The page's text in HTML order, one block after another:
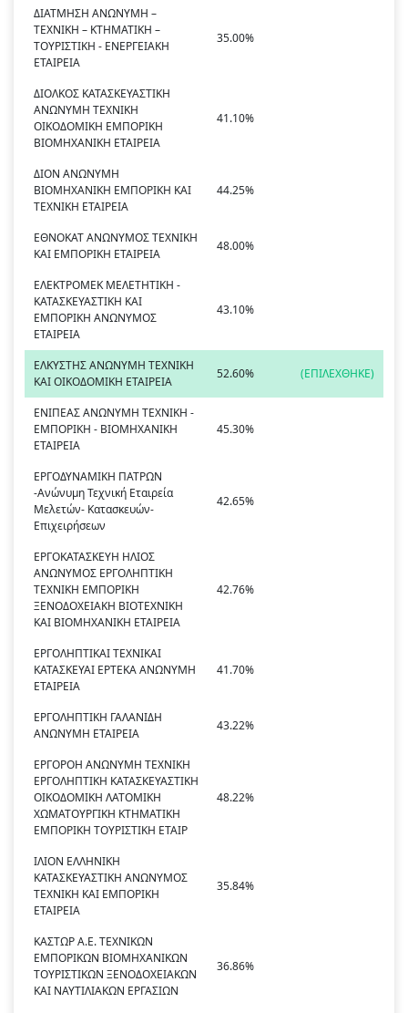
ΔΙΑΤΜΗΣΗ ΑΝΩΝΥΜΗ –
ΤΕΧΝΙΚΗ – ΚΤΗΜΑΤΙΚΗ –
ΤΟΥΡΙΣΤΙΚΗ - ΕΝΕΡΓΕΙΑΚΗ
ΕΤΑΙΡΕΙΑ
35.00%
ΔΙΟΛΚΟΣ ΚΑΤΑΣΚΕΥΑΣΤΙΚΗ
ΑΝΩΝΥΜΗ ΤΕΧΝΙΚΗ
ΟΙΚΟΔΟΜΙΚΗ ΕΜΠΟΡΙΚΗ
ΒΙΟΜΗΧΑΝΙΚΗ ΕΤΑΙΡΕΙΑ
41.10%
ΔΙΟΝ ΑΝΩΝΥΜΗ
ΒΙΟΜΗΧΑΝΙΚΗ ΕΜΠΟΡΙΚΗ ΚΑΙ
ΤΕΧΝΙΚΗ ΕΤΑΙΡΕΙΑ
44.25%
ΕΘΝΟΚΑΤ ΑNΩΝΥΜΟΣ ΤΕΧΝΙΚΗ
ΚΑΙ ΕΜΠΟΡΙΚΗ ΕΤΑΙΡΕΙΑ
48.00%
ΕΛΕΚΤΡΟΜΕΚ ΜΕΛΕΤΗΤΙΚΗ -
ΚΑΤΑΣΚΕΥΑΣΤΙΚΗ ΚΑΙ
ΕΜΠΟΡΙΚΗ ΑΝΩΝΥΜΟΣ
ΕΤΑΙΡΕΙΑ
43.10%
ΕΛΚΥΣΤΗΣ ΑΝΩΝΥΜΗ ΤΕΧΝΙΚΗ
KAI ΟΙΚΟΔΟΜΙΚΗ ΕΤΑΙΡΕΙΑ
52.60% (ΕΠΙΛΕΧΘΗΚΕ)
ΕΝΙΠΕΑΣ ΑΝΩΝΥΜΗ ΤΕΧΝΙΚΗ -
ΕΜΠΟΡΙΚΗ - ΒΙΟΜΗΧΑΝΙΚΗ
ΕΤΑΙΡΕΙΑ
45.30%
ΕΡΓΟΔΥΝΑΜΙΚΗ ΠΑΤΡΩΝ
-Ανώνυμη Τεχνική Εταιρεία
Μελετών- Κατασκευών-
Επιχειρήσεων
42.65%
ΕΡΓΟΚΑΤΑΣΚΕΥΗ ΗΛΙΟΣ
ΑΝΩΝΥΜΟΣ ΕΡΓΟΛΗΠΤΙΚΗ
ΤΕΧΝΙΚΗ ΕΜΠΟΡΙΚΗ
ΞΕΝΟΔΟΧΕΙΑΚΗ ΒΙΟΤΕΧΝΙΚΗ
ΚΑΙ ΒΙΟΜΗΧΑΝΙΚΗ ΕΤΑΙΡΕΙΑ
42.76%
ΕΡΓΟΛΗΠΤΙΚΑΙ ΤΕΧΝΙΚΑΙ
ΚΑΤΑΣΚΕΥΑΙ ΕΡΤΕΚΑ ΑΝΩΝΥΜΗ
ΕΤΑΙΡΕΙΑ
41.70%
ΕΡΓΟΛΗΠΤΙΚΗ ΓΑΛΑΝΙΔΗ
ΑΝΩΝΥΜΗ ΕΤΑΙΡΕΙΑ
43.22%
ΕΡΓΟΡΟΗ ΑΝΩΝΥΜΗ ΤΕΧΝΙΚΗ
ΕΡΓΟΛΗΠΤΙΚΗ ΚΑΤΑΣΚΕΥΑΣΤΙΚΗ
ΟΙΚΟΔΟΜΙΚΗ ΛΑΤΟΜΙΚΗ
ΧΩΜΑΤΟΥΡΓΙΚΗ ΚΤΗΜΑΤΙΚΗ
ΕΜΠΟΡΙΚΗ ΤΟΥΡΙΣΤΙΚΗ ΕΤΑΙΡ
48.22%
ΙΛΙΟΝ ΕΛΛΗΝΙΚΗ
ΚΑΤΑΣΚΕΥΑΣΤΙΚΗ ΑΝΩΝΥΜΟΣ
ΤΕΧΝΙΚΗ ΚΑΙ ΕΜΠΟΡΙΚΗ
ΕΤΑΙΡΕΙΑ
35.84%
ΚΑΣΤΩΡ Α.Ε. ΤΕΧΝΙΚΩΝ
ΕΜΠΟΡΙΚΩΝ ΒΙΟΜΗΧΑΝΙΚΩΝ
ΤΟΥΡΙΣΤΙΚΩΝ ΞΕΝΟΔΟΧΕΙΑΚΩΝ
ΚΑΙ ΝΑΥΤΙΛΙΑΚΩΝ ΕΡΓΑΣΙΩΝ
36.86%